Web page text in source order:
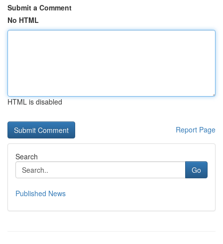
Submit a Comment
No HTML
HTML is disabled
Report Page
Search
Go
Published News